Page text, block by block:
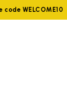
WELCOME10